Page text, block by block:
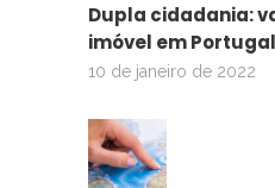
Dupla cidadania:
imóvel em
10 de janeiro de 2022